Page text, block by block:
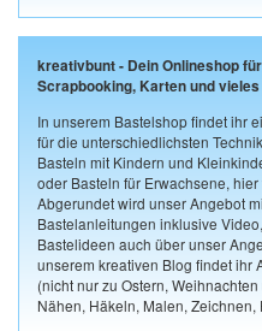
kreativbunt - Dein Onlineshop
Scrapbooking, Karten und
In unserem Bastelshop findet ihr
für die unterschiedlichsten
Basteln mit Kindern und
oder Basteln für Erwachsene,
Abgerundet wird unser Angebot
Bastelanleitungen inklusive
Bastelideen auch über unser
unserem kreativen Blog findet ihr
(nicht nur zu Ostern,
Nähen, Häkeln, Malen,